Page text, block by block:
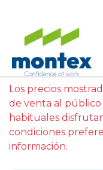
Los precios
de venta al público
habituales
condiciones
información.